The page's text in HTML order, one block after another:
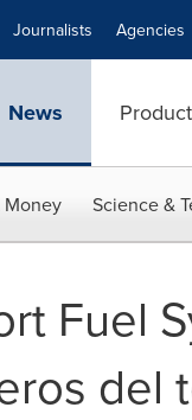
Journalists Agencies
News
Money Science &
Fuel
del